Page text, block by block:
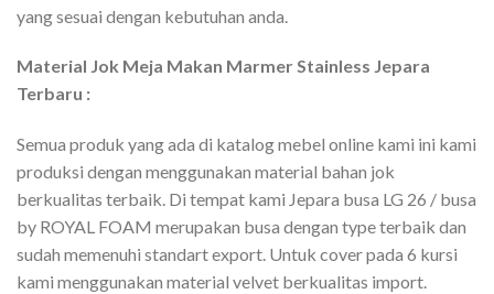
yang sesuai dengan kebutuhan anda.
Material Jok Meja Makan Marmer Stainless Jepara
Terbaru :
Semua produk yang ada di katalog mebel online kami ini kami
produksi dengan menggunakan material bahan jok
berkualitas terbaik. Di tempat kami Jepara busa LG 26 / busa
by ROYAL FOAM merupakan busa dengan type terbaik dan
sudah memenuhi standart export. Untuk cover pada 6 kursi
kami menggunakan material velvet berkualitas import.